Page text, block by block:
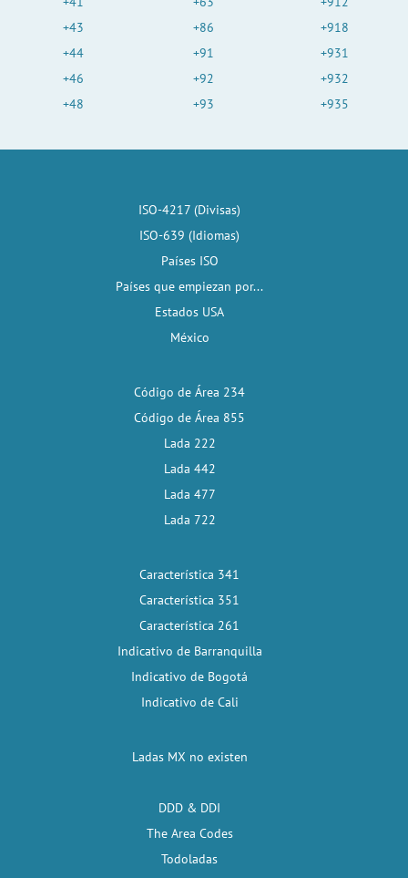
+43
+44
+46
+48
+86
+91
+92
+93
+918
+931
+932
+935
ISO-4217 (Divisas)
ISO-639 (Idiomas)
Países ISO
Países que empiezan por...
Estados USA
México
Código de Área 234
Código de Área 855
Lada 222
Lada 442
Lada 477
Lada 722
Característica 341
Característica 351
Característica 261
Indicativo de Barranquilla
Indicativo de Bogotá
Indicativo de Cali
Ladas MX no existen
DDD & DDI
The Area Codes
Todoladas